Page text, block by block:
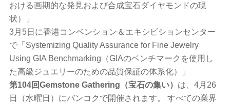
おける画期的な発見および合成宝石ダイヤモンドの現
状）」
3月5日に香港コンベンション＆エキシビションセンター
で「Systemizing Quality Assurance for Fine Jewelry
Using GIA Benchmarking（GIAのベンチマークを使用し
た高級ジュエリーのための品質保証の体系化）」
第104回Gemstone Gathering（宝石の集い） は、4月26
日（水曜日）にバンコクで開催されます。 すべての業界